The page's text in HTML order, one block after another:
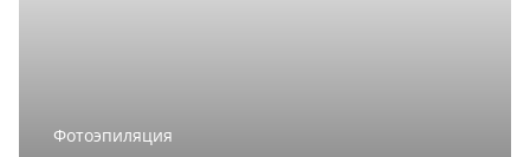
Фотоэпиляция